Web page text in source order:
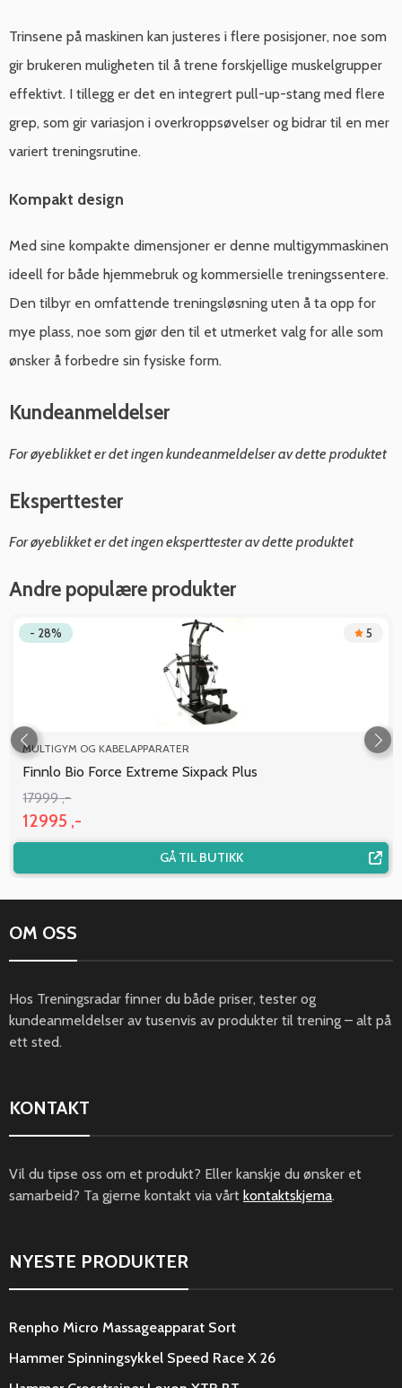
Trinsene på maskinen kan justeres i flere posisjoner, noe som
gir brukeren muligheten til å trene forskjellige muskelgrupper
effektivt. I tillegg er det en integrert pull-up-stang med flere
grep, som gir variasjon i overkroppsøvelser og bidrar til en mer
variert treningsrutine.
Kompakt design
Med sine kompakte dimensjoner er denne multigymmaskinen
ideell for både hjemmebruk og kommersielle treningssentere.
Den tilbyr en omfattende treningsløsning uten å ta opp for
mye plass, noe som gjør den til et utmerket valg for alle som
ønsker å forbedre sin fysiske form.
Kundeanmeldelser
For øyeblikket er det ingen kundeanmeldelser av dette produktet
Eksperttester
For øyeblikket er det ingen eksperttester av dette produktet
Andre populære produkter
- 28% 5
MULTIGYM OG KABELAPPARATER
Finnlo Bio Force Extreme Sixpack Plus
17999 ,-
12995 ,-
GÅ TIL BUTIKK
OM OSS
Hos Treningsradar finner du både priser, tester og
kundeanmeldelser av tusenvis av produkter til trening – alt på
ett sted.
KONTAKT
Vil du tipse oss om et produkt? Eller kanskje du ønsker et
samarbeid? Ta gjerne kontakt via vårt kontaktskjema.
NYESTE PRODUKTER
Renpho Micro Massageapparat Sort
Hammer Spinningsykkel Speed Race X 26